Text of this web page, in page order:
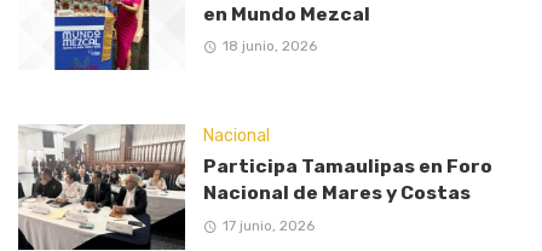
en Mundo Mezcal
18 junio, 2026
Nacional
Participa Tamaulipas en Foro
Nacional de Mares y Costas
17 junio, 2026